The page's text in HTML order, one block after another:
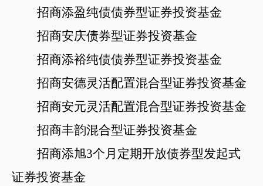
招商添盈纯债债券型证券投资基金
招商安庆债券型证券投资基金
招商添裕纯债债券型证券投资基金
招商安德灵活配置混合型证券投资基金
招商安元灵活配置混合型证券投资基金
招商丰韵混合型证券投资基金
招商添旭3个月定期开放债券型发起式
证券投资基金